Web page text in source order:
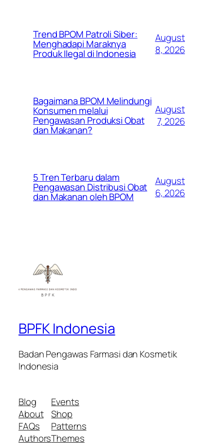
Trend BPOM Patroli Siber:
Menghadapi Maraknya
Produk Ilegal di Indonesia
August
8, 2026
Bagaimana BPOM Melindungi
Konsumen melalui
Pengawasan Produksi Obat
dan Makanan?
August
7, 2026
5 Tren Terbaru dalam
Pengawasan Distribusi Obat
dan Makanan oleh BPOM
August
6, 2026
BPFK Indonesia
Badan Pengawas Farmasi dan Kosmetik
Indonesia
Blog
About
FAQs
Authors
Events
Shop
Patterns
Themes